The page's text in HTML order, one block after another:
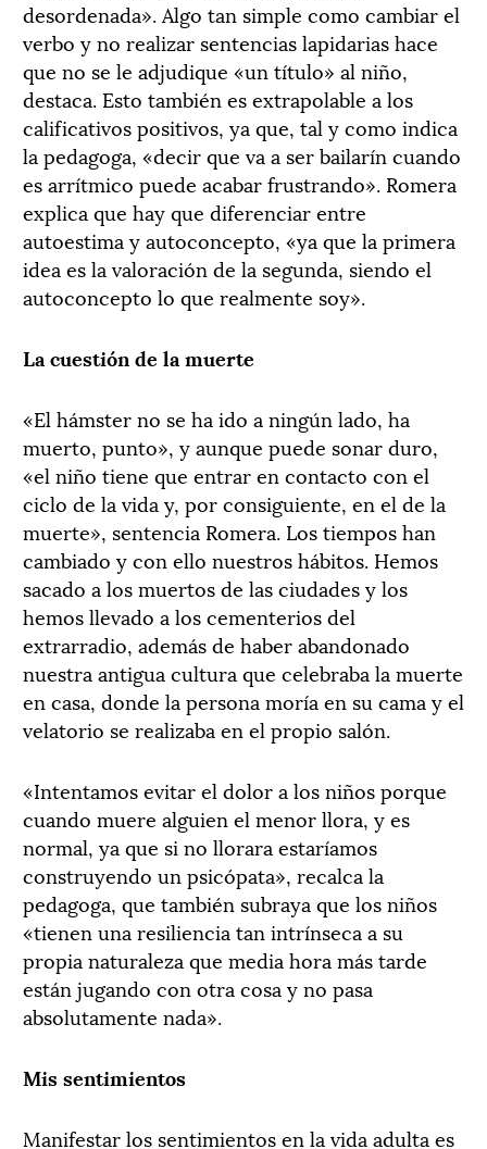
desordenada». Algo tan simple como cambiar el
verbo y no realizar sentencias lapidarias hace
que no se le adjudique «un título» al niño,
destaca. Esto también es extrapolable a los
calificativos positivos, ya que, tal y como indica
la pedagoga, «decir que va a ser bailarín cuando
es arrítmico puede acabar frustrando». Romera
explica que hay que diferenciar entre
autoestima y autoconcepto, «ya que la primera
idea es la valoración de la segunda, siendo el
autoconcepto lo que realmente soy».
La cuestión de la muerte
«El hámster no se ha ido a ningún lado, ha
muerto, punto», y aunque puede sonar duro,
«el niño tiene que entrar en contacto con el
ciclo de la vida y, por consiguiente, en el de la
muerte», sentencia Romera. Los tiempos han
cambiado y con ello nuestros hábitos. Hemos
sacado a los muertos de las ciudades y los
hemos llevado a los cementerios del
extrarradio, además de haber abandonado
nuestra antigua cultura que celebraba la muerte
en casa, donde la persona moría en su cama y el
velatorio se realizaba en el propio salón.
«Intentamos evitar el dolor a los niños porque
cuando muere alguien el menor llora, y es
normal, ya que si no llorara estaríamos
construyendo un psicópata», recalca la
pedagoga, que también subraya que los niños
«tienen una resiliencia tan intrínseca a su
propia naturaleza que media hora más tarde
están jugando con otra cosa y no pasa
absolutamente nada».
Mis sentimientos
Manifestar los sentimientos en la vida adulta es